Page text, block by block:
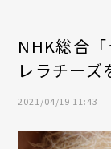
NHK総合
レラチーズ
2021/04/19 11:43